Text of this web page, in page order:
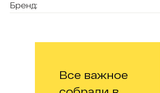
Бренд:
Все важное